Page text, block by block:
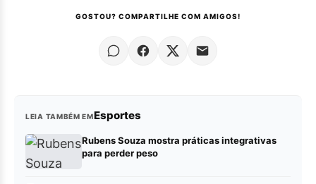
GOSTOU? COMPARTILHE COM AMIGOS!
LEIA TAMBÉM EMEsportes
Rubens Souza mostra práticas integrativas
para perder peso